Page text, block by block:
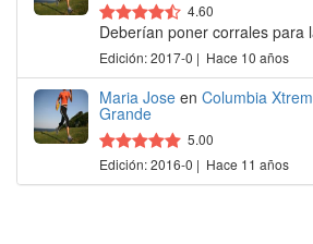
4.60
Deberían poner corrales para
Edición: 2017-0 | Hace 10 años
Maria Jose en Columbia
Grande
5.00
Edición: 2016-0 | Hace 11 años